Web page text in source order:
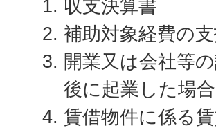
収支決算書
補助対象経費の
開業又は会社等
後に起業した場合
賃借物件に係る